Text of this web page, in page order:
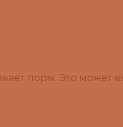
поры. Это может